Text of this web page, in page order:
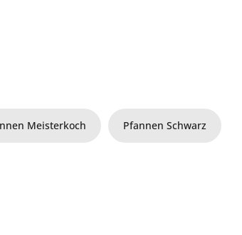
Meisterkoch Pfannen Schwarz